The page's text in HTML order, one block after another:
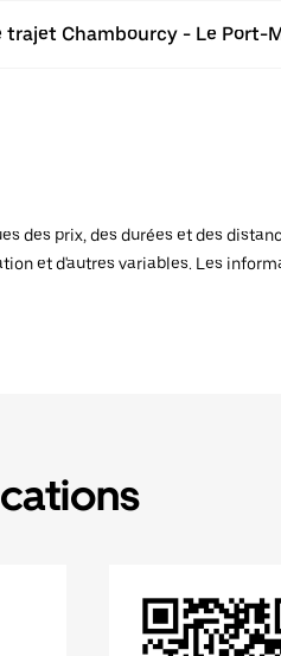
Chambourcy - Le Port-
des prix, des durées et des
et d'autres variables. Les